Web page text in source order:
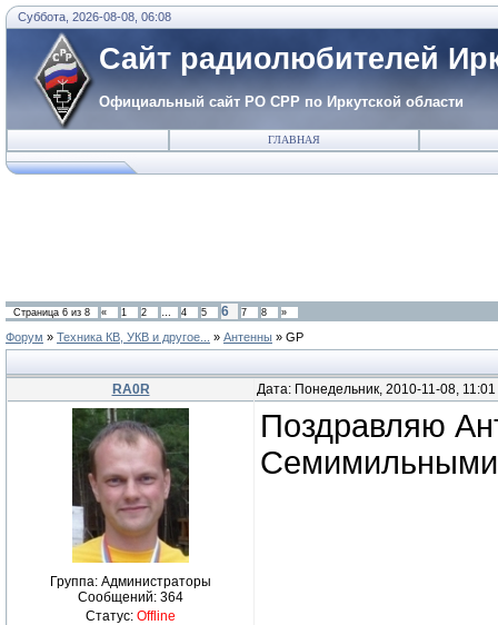
Суббота, 2026-08-08, 06:08
Сайт радиолюбителей
Официальный сайт РО СРР по Иркутской области
ГЛАВНАЯ
Страница 6 из 8 « 1 2 … 4 5 6 7 8 »
Форум » Техника КВ, УКВ и другое... » Антенны » GP
RA0R Дата: Понедельник, 2010-11-08,
Группа: Администраторы
Сообщений: 364
Статус: Offline
Поздравляю